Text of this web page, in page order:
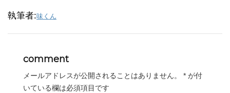
執筆者:味くん
comment
メールアドレスが公開されることはありません。 * が付
いている欄は必須項目です